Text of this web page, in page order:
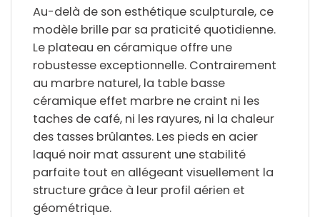
Au-delà de son esthétique sculpturale, ce
modèle brille par sa praticité quotidienne.
Le plateau en céramique offre une
robustesse exceptionnelle. Contrairement
au marbre naturel, la table basse
céramique effet marbre ne craint ni les
taches de café, ni les rayures, ni la chaleur
des tasses brûlantes. Les pieds en acier
laqué noir mat assurent une stabilité
parfaite tout en allégeant visuellement la
structure grâce à leur profil aérien et
géométrique.